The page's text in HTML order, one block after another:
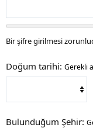
Bir şifre girilmesi
Doğum tarihi Gerekli
Bulunduğum Şehir